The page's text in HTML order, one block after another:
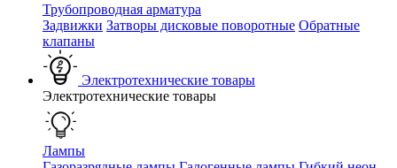
Трубопроводная арматура
Задвижки Затворы дисковые поворотные Обратные
клапаны
Электротехнические товары
Электротехнические товары
Лампы